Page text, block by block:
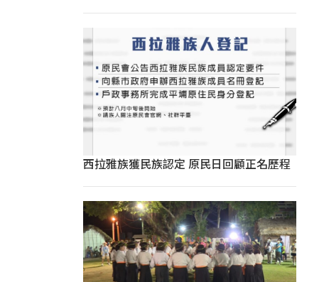
西拉雅族獲民族認定 原民日回顧正名歷程